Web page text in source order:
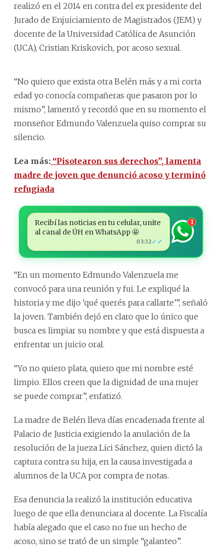
realizó en el 2014 en contra del ex presidente del
Jurado de Enjuiciamiento de Magistrados (JEM) y
docente de la Universidad Católica de Asunción
(UCA), Cristian Kriskovich, por acoso sexual.
“No quiero que exista otra Belén más y a mi corta
edad yo conocía compañeras que pasaron por lo
mismo”, lamentó y recordó que en su momento el
monseñor Edmundo Valenzuela quiso comprar su
silencio.
Lea más: “Pisotearon sus derechos”, lamenta
madre de joven que denunció acoso y terminó
refugiada
Recibí las noticias en tu celular, unite
al canal de ÚH en WhatsApp 🤩
03:32 ✓✓
1
“En un momento Edmundo Valenzuela me
convocó para una reunión y fui. Le expliqué la
historia y me dijo ‘qué querés para callarte’”, señaló
la joven. También dejó en claro que lo único que
busca es limpiar su nombre y que está dispuesta a
enfrentar un juicio oral.
“Yo no quiero plata, quiero que mi nombre esté
limpio. Ellos creen que la dignidad de una mujer
se puede comprar”, enfatizó.
La madre de Belén lleva días encadenada frente al
Palacio de Justicia exigiendo la anulación de la
resolución de la jueza Lici Sánchez, quien dictó la
captura contra su hija, en la causa investigada a
alumnos de la UCA por compra de notas.
Esa denuncia la realizó la institución educativa
luego de que ella denunciara al docente. La Fiscalía
había alegado que el caso no fue un hecho de
acoso, sino se trató de un simple “galanteo”.